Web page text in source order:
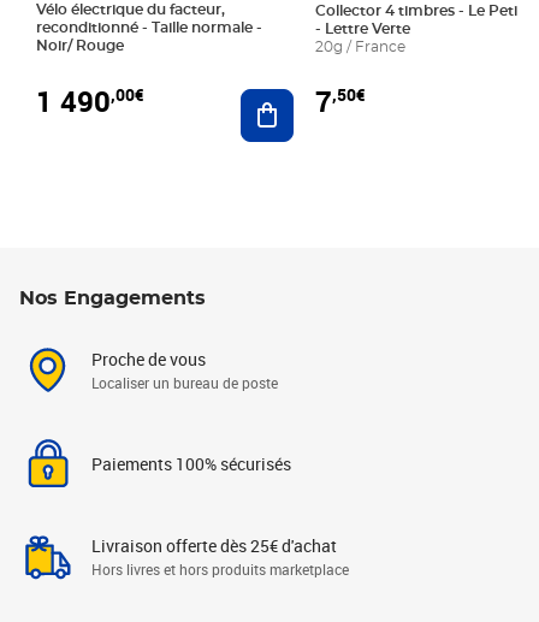
Vélo électrique du facteur,
reconditionné - Taille normale -
Noir/ Rouge
1 490,00€ Ajouter au panier
Collector 4 timbres - Le Petit
- Lettre Verte
20g / France
7,50€
Nos Engagements
Proche de vous
Localiser un bureau de poste
Paiements 100% sécurisés
Livraison offerte dès 25€ d'achat
Hors livres et hors produits marketplace